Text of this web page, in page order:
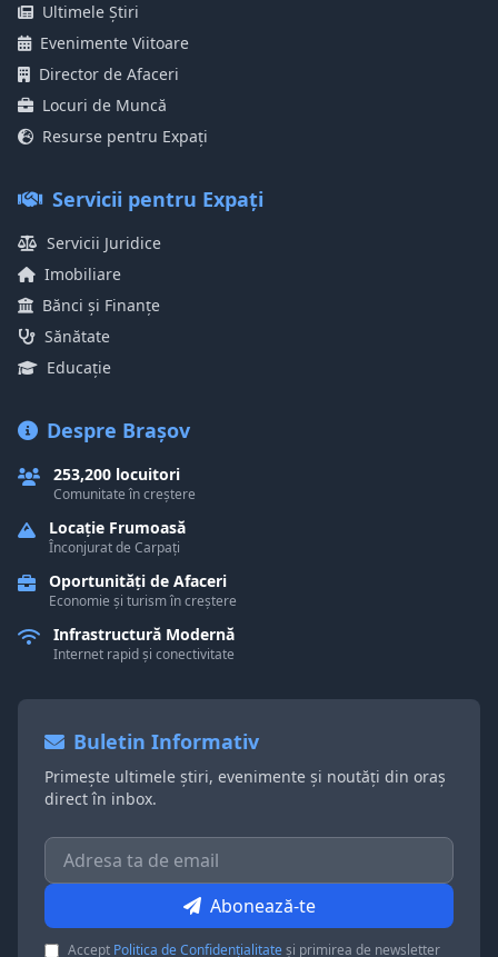
Ultimele Știri
Evenimente Viitoare
Director de Afaceri
Locuri de Muncă
Resurse pentru Expați
Servicii pentru Expați
Servicii Juridice
Imobiliare
Bănci și Finanțe
Sănătate
Educație
Despre Brașov
253,200 locuitori
Comunitate în creștere
Locație Frumoasă
Înconjurat de Carpați
Oportunități de Afaceri
Economie și turism în creștere
Infrastructură Modernă
Internet rapid și conectivitate
Buletin Informativ
Primește ultimele știri, evenimente și noutăți din oraș
direct în inbox.
Abonează-te
Accept Politica de Confidențialitateși primirea de newsletter